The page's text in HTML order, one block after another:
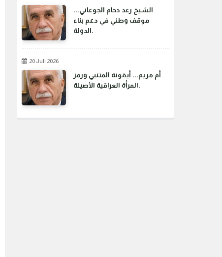
الشيخ رعد دحام الجوعاني...
موقف وطني في دعم بناء
الدولة.
20 Juli 2026
أم مريم... أيقونة المتنبي ورمز
المرأة العراقية الأصيلة.